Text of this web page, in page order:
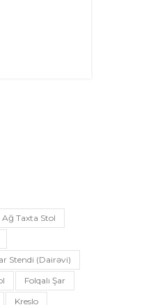
Ağ Taxta Stol
Stendi (dairəvi)
Folqalı Şar
Kreslo